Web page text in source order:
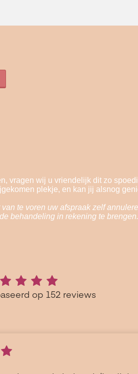
vragen wij u vriendelijk dit zo
plekje, en kan jij alsnog
te voren uw afspraak zelf
behandeling in rekening te brengen.